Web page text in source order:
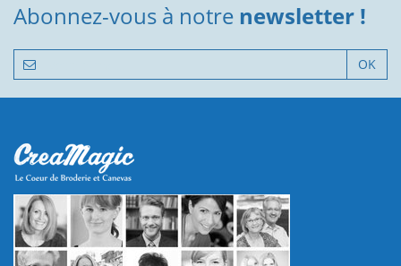
Abonnez-vous à notre newsletter !
OK